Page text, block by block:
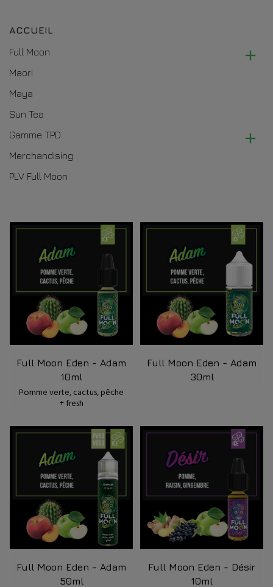
ACCUEIL
Full Moon

Maori
Maya
Sun Tea
Gamme TPD

Merchandising
PLV Full Moon
Full Moon Eden - Adam
10ml
Pomme verte, cactus, pêche
+ fresh
Full Moon Eden - Adam
30ml
Full Moon Eden - Adam
50ml
Full Moon Eden - Désir
10ml